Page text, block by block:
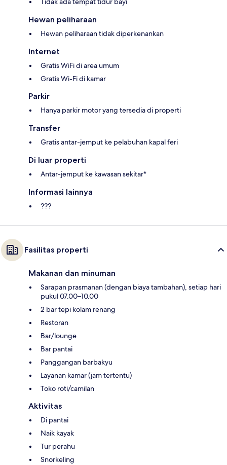
Hewan peliharaan
Hewan peliharaan tidak diperkenankan
Internet
Gratis WiFi di area umum
Gratis Wi-Fi di kamar
Parkir
Hanya parkir motor yang tersedia di properti
Transfer
Gratis antar-jemput ke pelabuhan kapal feri
Di luar properti
Antar-jemput ke kawasan sekitar*
Informasi lainnya
???
Fasilitas properti
Makanan dan minuman
Sarapan prasmanan (dengan biaya tambahan), setiap hari
pukul 07.00–10.00
2 bar tepi kolam renang
Restoran
Bar/lounge
Bar pantai
Panggangan barbakyu
Layanan kamar (jam tertentu)
Toko roti/camilan
Aktivitas
Di pantai
Naik kayak
Tur perahu
Snorkeling